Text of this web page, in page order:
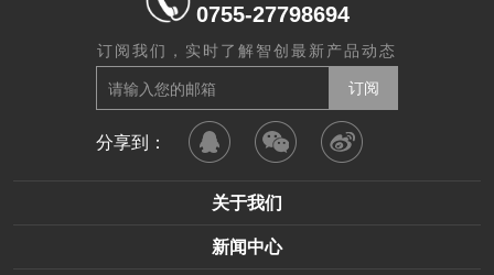
0755-27798694
订阅我们，实时了解智创最新产品动态
分享到：
关于我们
新闻中心